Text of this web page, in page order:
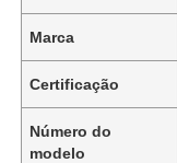
Marca
Certificação
Número do
modelo